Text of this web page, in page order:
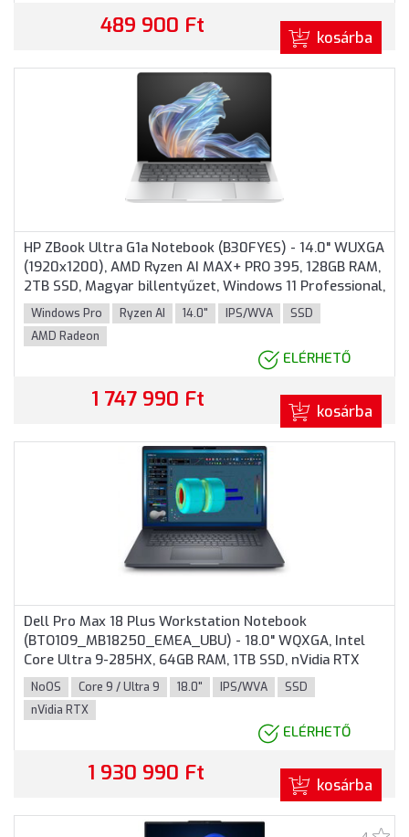
489 900 Ft kosárba
HP ZBook Ultra G1a Notebook (B30FYES) - 14.0" WUXGA
(1920x1200), AMD Ryzen AI MAX+ PRO 395, 128GB RAM,
2TB SSD, Magyar billentyűzet, Windows 11 Professional,
3 év garancia, Ezüst színben
Windows Pro Ryzen AI 14.0" IPS/WVA
SSD
AMD Radeon
ELÉRHETŐ
1 747 990 Ft kosárba
Dell Pro Max 18 Plus Workstation Notebook
(BTO109_MB18250_EMEA_UBU) - 18.0" WQXGA, Intel
Core Ultra 9-285HX, 64GB RAM, 1TB SSD, nVidia RTX
PRO 3000 Blackwell 12GB, Magyar billentyűzet,
Operációs rendszer nélkül, 3 év garancia, Grafitszürke
színben
NoOS Core 9 / Ultra 9 18.0" IPS/WVA
SSD
nVidia RTX
ELÉRHETŐ
1 930 990 Ft kosárba